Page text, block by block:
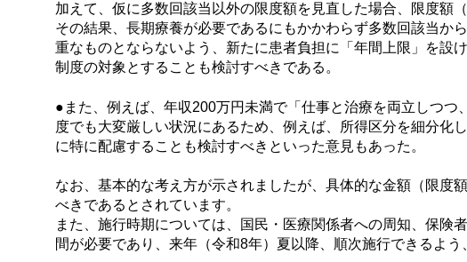
加えて、仮に多数回該当以外の限度額を見直した場合、限度額
その結果、長期療養が必要であるにもかかわらず多数回該当か
重なものとならないよう、新たに患者負担に「年間上限」を設
制度の対象とすることも検討すべきである。
●また、例えば、年収200万円未満で「仕事と治療を両立しつ
度でも大変厳しい状況にあるため、例えば、所得区分を細分化
に特に配慮することも検討すべきといった意見もあった。
なお、基本的な考え方が示されましたが、具体的な金額（限度
べきであるとされています。
また、施行時期については、国民・医療関係者への周知、保険
間が必要であり、来年（令和8年）夏以降、順次施行できるよう